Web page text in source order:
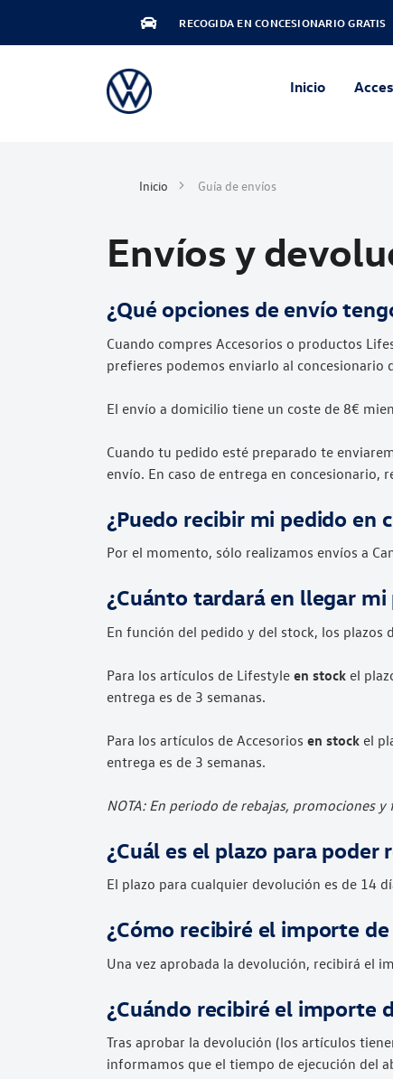
RECOGIDA EN CONCESIONARIO GRATIS
Inicio
Inicio Guía de envíos
Envíos y
¿Qué opciones de envío
Cuando compres Accesorios o productos
prefieres podemos enviarlo al concesionario
El envío a domicilio tiene un coste de 8€
Cuando tu pedido esté preparado te
envío. En caso de entrega en concesionario,
¿Puedo recibir mi pedido en
Por el momento, sólo realizamos envíos a
¿Cuánto tardará en llegar mi
En función del pedido y del stock, los plazos
Para los artículos de Lifestyle en stock el
entrega es de 3 semanas.
Para los artículos de Accesorios en stock el
entrega es de 3 semanas.
NOTA: En periodo de rebajas, promociones
¿Cuál es el plazo para poder
El plazo para cualquier devolución es de 14
¿Cómo recibiré el importe
Una vez aprobada la devolución, recibirá el
¿Cuándo recibiré el importe
Tras aprobar la devolución (los artículos
informamos que el tiempo de ejecución del